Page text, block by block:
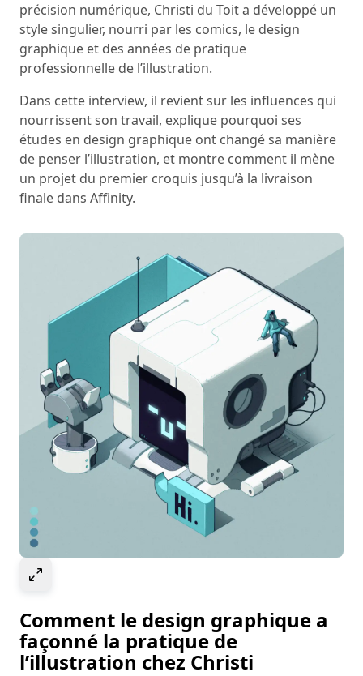
précision numérique, Christi du Toit a développé un
style singulier, nourri par les comics, le design
graphique et des années de pratique
professionnelle de l’illustration.
Dans cette interview, il revient sur les influences qui
nourrissent son travail, explique pourquoi ses
études en design graphique ont changé sa manière
de penser l’illustration, et montre comment il mène
un projet du premier croquis jusqu’à la livraison
finale dans Affinity.
Comment le design graphique a
façonné la pratique de
l’illustration chez Christi